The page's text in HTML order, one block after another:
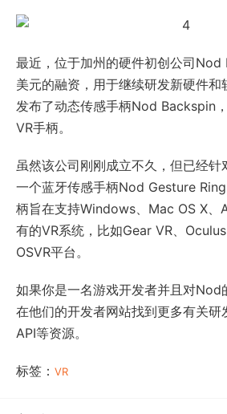
最近，位于加州的硬件初创公司
美元的融资，用于继续研发新硬件和
发布了动态传感手柄Nod Backspin
VR手柄。
虽然该公司刚刚成立不久，但已经针
一个蓝牙传感手柄Nod Gesture
柄旨在支持Windows、Mac OS X、
有的VR系统，比如Gear VR、
OSVR平台。
如果你是一名游戏开发者并且对Nod
在他们的开发者网站找到更多有关研
API等资源。
标签： VR